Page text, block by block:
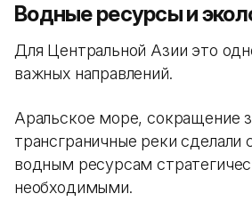
Водные ресурсы и
Для Центральной Азии это
важных направлений.
Аральское море, сокращение
трансграничные реки сделали
водным ресурсам
необходимыми.